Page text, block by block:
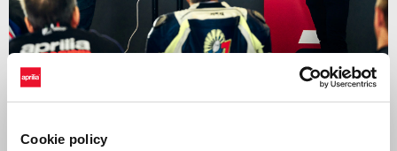
Cookie policy